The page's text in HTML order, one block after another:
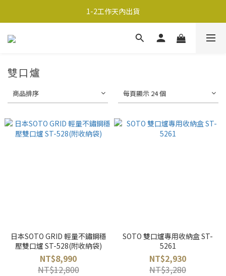
超商取貨690免運；宅配990免運
1-2工作天內出貨
超商取貨690免運；宅配990免運
雙口爐
商品排序 每頁顯示 24 個
日本SOTO GRID 輕量不鏽鋼穩
壓雙口爐 ST-528(附收納袋)
NT$8,990
NT$12,800
SOTO 雙口爐專用收納盒 ST-
5261
NT$2,930
NT$3,280